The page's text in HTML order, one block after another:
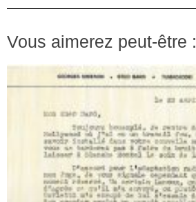
Vous aimerez peut-être :